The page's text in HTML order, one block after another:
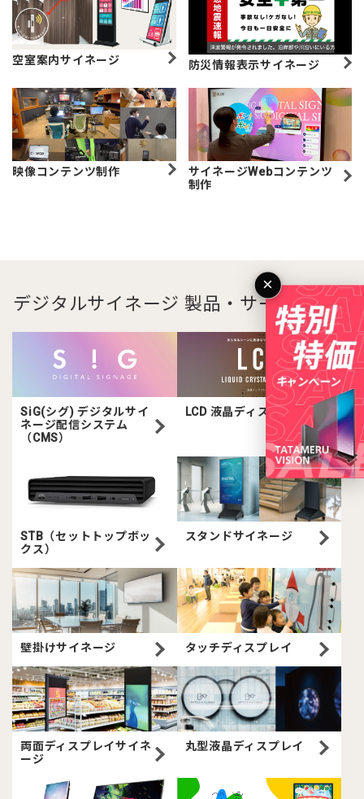
空室案内サイネージ 防災情報表示サイネージ
映像コンテンツ制作
サイネージWebコンテンツ
制作
デジタルサイネージ 製品・サービス一覧
SiG(シグ) デジタルサイ
ネージ配信システム
（CMS）
LCD 液晶ディスプレイ
STB（セットトップボッ
クス）
スタンドサイネージ
壁掛けサイネージ タッチディスプレイ
両面ディスプレイサイネ
ージ
丸型液晶ディスプレイ
×